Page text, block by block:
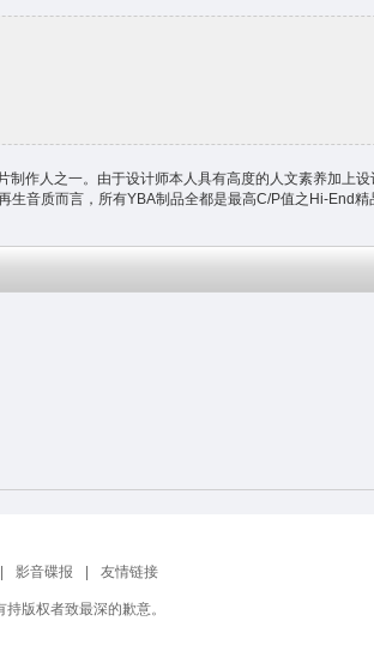
作人之一。由于设计师本人具有高度的人文素养加上设
音质而言，所有YBA制品全都是最高C/P值之Hi-End精
| 影音碟报 | 友情链接
版权者致最深的歉意。